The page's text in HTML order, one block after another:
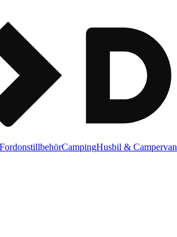
FordonstillbehörCampingHusbil & Campervan